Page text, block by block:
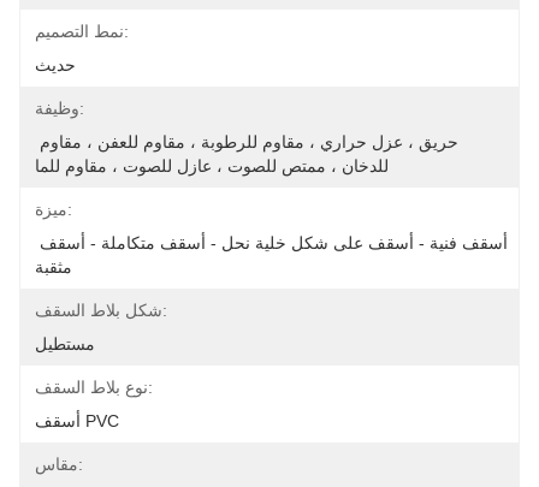
نمط التصميم:
حديث
وظيفة:
للدخان ، ممتص للصوت ، عازل للصوت ، مقاوم للما
ميزة:
مثقبة
شكل بلاط السقف:
مستطيل
نوع بلاط السقف:
أسقف PVC
مقاس: